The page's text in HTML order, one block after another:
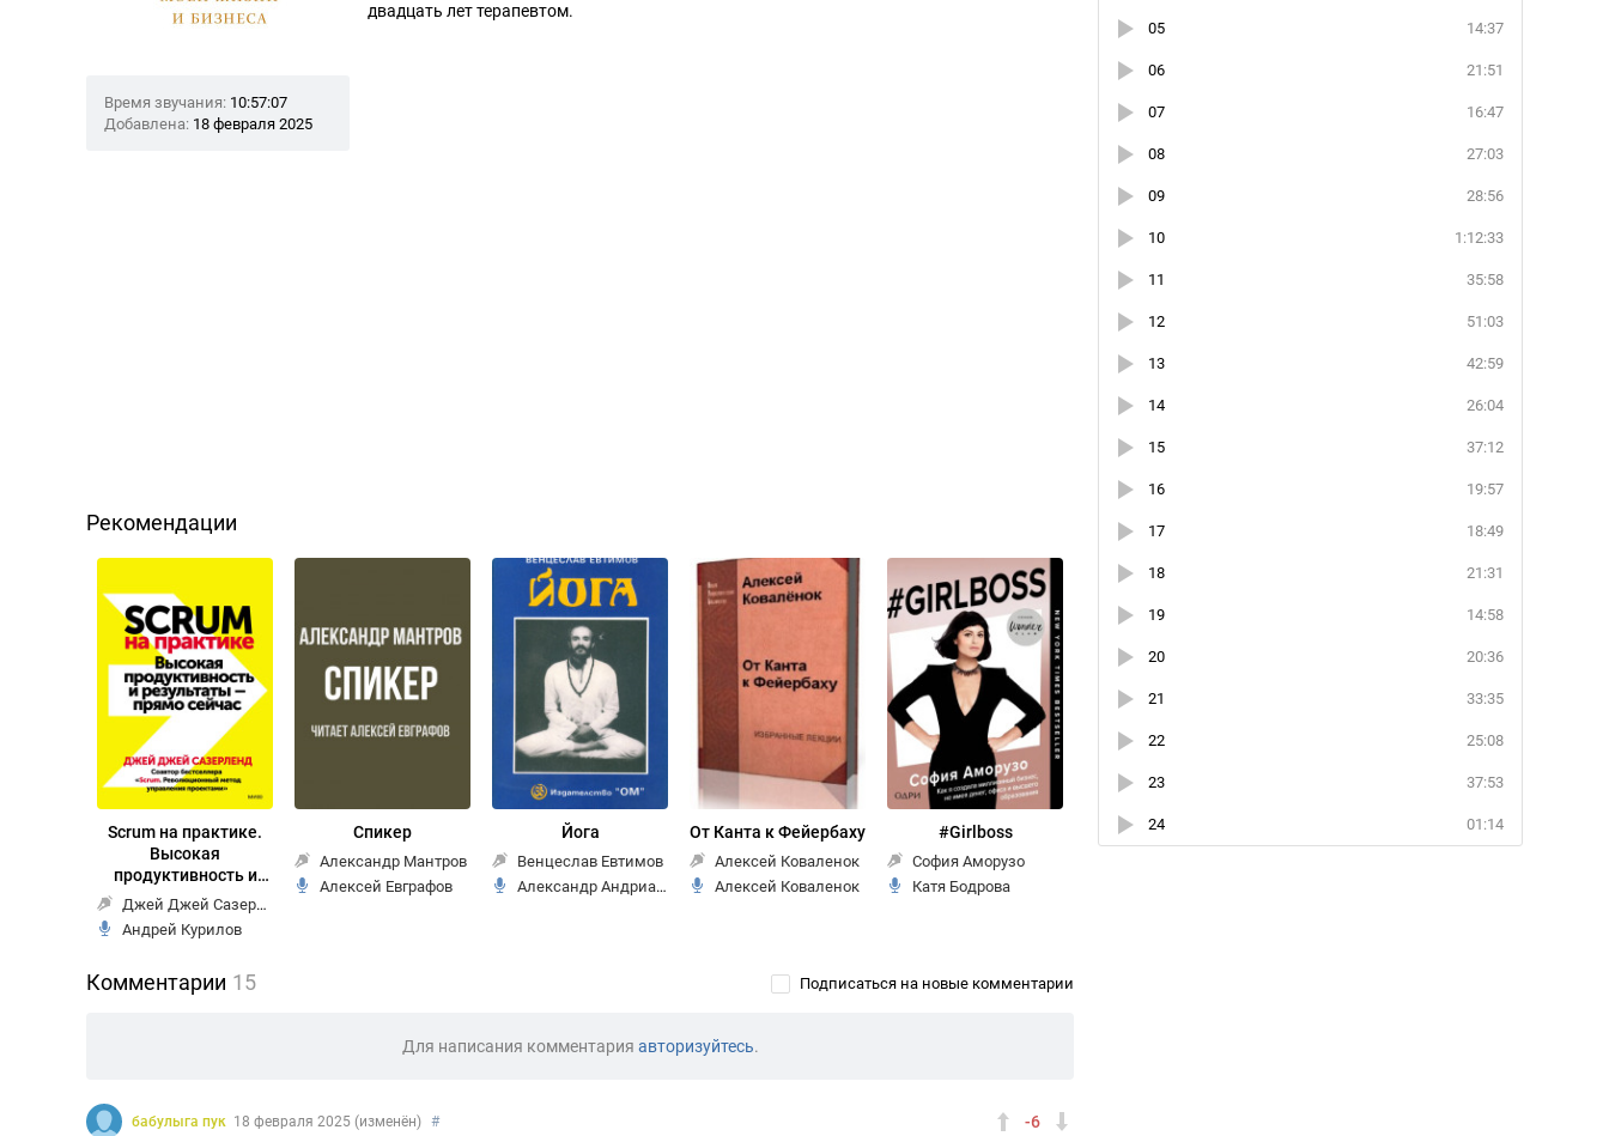
14:37
05
21:51
06
16:47
07
27:03
08
28:56
09
1:12:33
10
35:58
11
51:03
12
42:59
13
26:04
14
37:12
15
19:57
16
18:49
17
21:31
18
14:58
19
20:36
20
33:35
21
25:08
22
37:53
23
01:14
24
Время звучания: 10:57:07
Добавлена: 18 февраля 2025
двадцать лет терапевтом.
Рекомендации
Scrum на практике.
Высокая
продуктивность и
результаты – прямо
сейчас
Джей Джей Сазерленд
Андрей Курилов
Спикер
Александр Мантров
Алексей Евграфов
Йога
Венцеслав Евтимов
Александр Андрианов
От Канта к Фейербаху
Алексей Коваленок
Алексей Коваленок
#Girlboss
София Аморузо
Катя Бодрова
Подписаться на новые комментарии
Комментарии 15
Для написания комментария авторизуйтесь.
-6
бабулыга пук 18 февраля 2025 (изменён) #